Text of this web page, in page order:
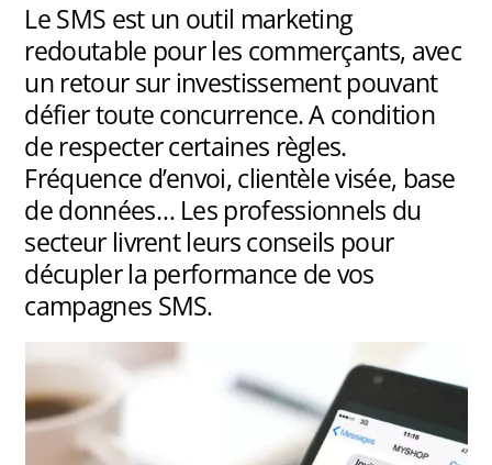
Le SMS est un outil marketing
redoutable pour les commerçants, avec
un retour sur investissement pouvant
défier toute concurrence. A condition
de respecter certaines règles.
Fréquence d’envoi, clientèle visée, base
de données… Les professionnels du
secteur livrent leurs conseils pour
décupler la performance de vos
campagnes SMS.